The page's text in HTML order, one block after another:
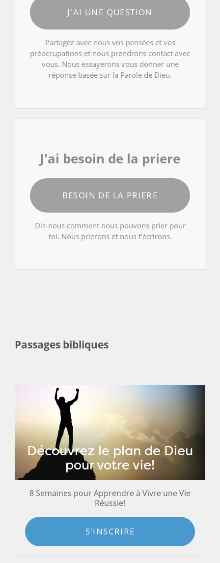
J'AI UNE QUESTION
Partagez avec nous vos pensées et vos
préoccupations et nous prendrons contact avec
vous. Nous essayerons vous donner une
réponse basée sur la Parole de Dieu.
J'ai besoin de la priere
BESOIN DE LA PRIERE
Dis-nous comment nous pouvons prier pour
toi. Nous prierons et nous t'écrirons.
Passages bibliques
Découvrez le plan de Dieu
pour votre vie!
8 Semaines pour Apprendre à Vivre une Vie
Réussie!
S'INSCRIRE